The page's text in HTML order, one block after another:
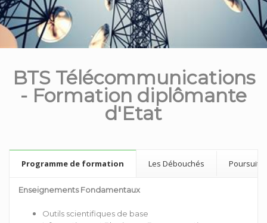
BTS Télécommunications
- Formation diplômante
d'Etat
Programme de formation Les Débouchés Poursuite
Enseignements Fondamentaux
Outils scientifiques de base